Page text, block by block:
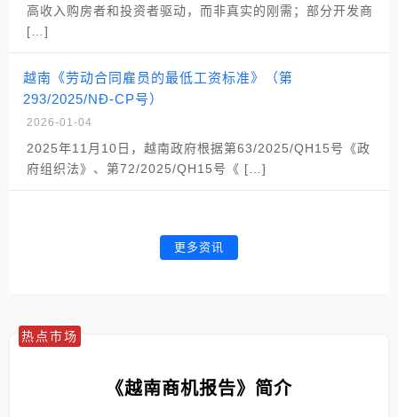
高收入购房者和投资者驱动，而非真实的刚需；部分开发商
[…]
越南《劳动合同雇员的最低工资标准》（第
293/2025/NĐ-CP号）
2026-01-04
2025年11月10日，越南政府根据第63/2025/QH15号《政
府组织法》、第72/2025/QH15号《 […]
更多资讯
热点市场
《越南商机报告》简介